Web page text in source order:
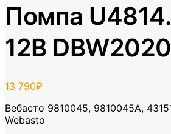
Помпа
12В DBW2020
13 790₽
Вебасто 9810045, 9810045A,
Webasto